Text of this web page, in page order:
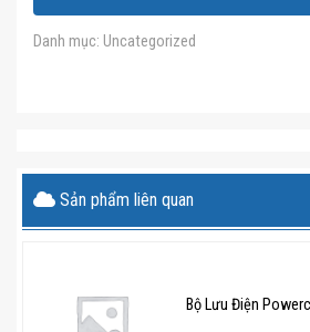
Danh mục: Uncategorized
Sản phẩm liên quan
Bộ Lưu Điện